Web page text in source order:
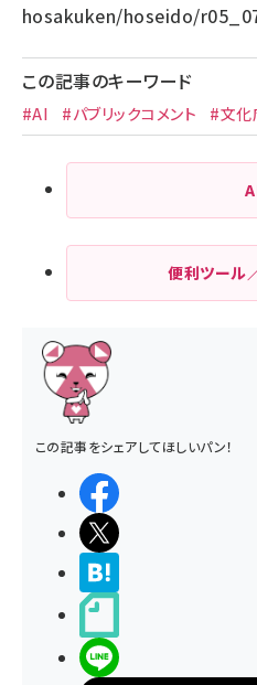
hosakuken/hoseido/
この記事のキーワード
#AI #パブリックコメント #文化
便利ツール
この記事をシェアしてほしいパン！